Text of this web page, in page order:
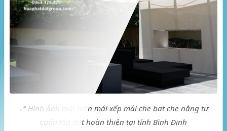
📍 Hình ảnh mái hiên mái xếp mái che bạt che nắng tự
cuốn lắp đặt hoàn thiện tại tỉnh Bình Định